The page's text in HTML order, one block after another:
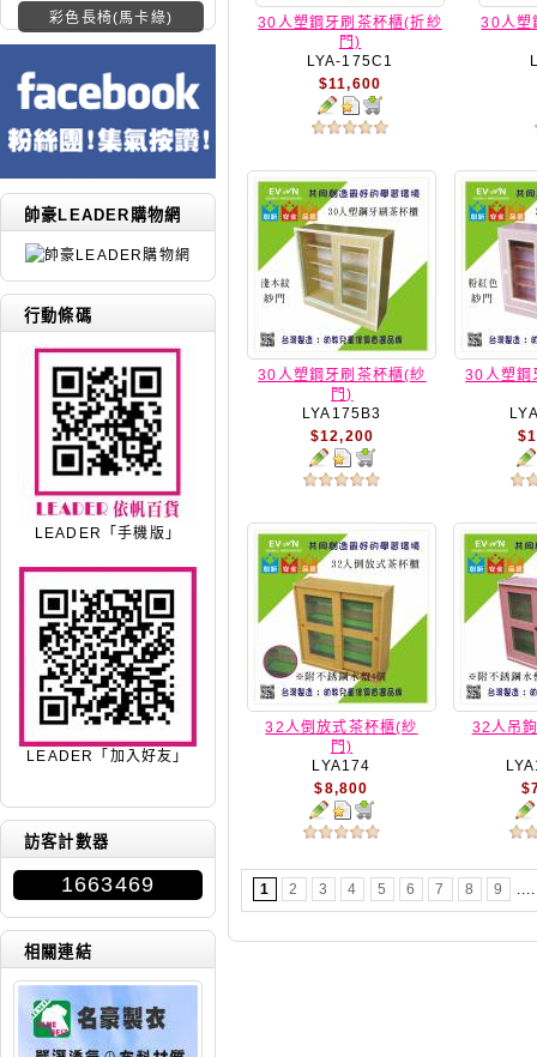
彩色長椅(馬卡綠)
帥豪LEADER購物網
行動條碼
LEADER「手機版」
LEADER「加入好友」
訪客計數器
1663469
相關連結
30人塑鋼牙刷茶杯櫃(折紗
門)
LYA-175C1
$11,600
30人塑
30人塑鋼牙刷茶杯櫃(紗
門)
LYA175B3
$12,200
30人塑鋼
32人倒放式茶杯櫃(紗
門)
LYA174
$8,800
32人吊
1 2 3 4 5 6 7 8 9